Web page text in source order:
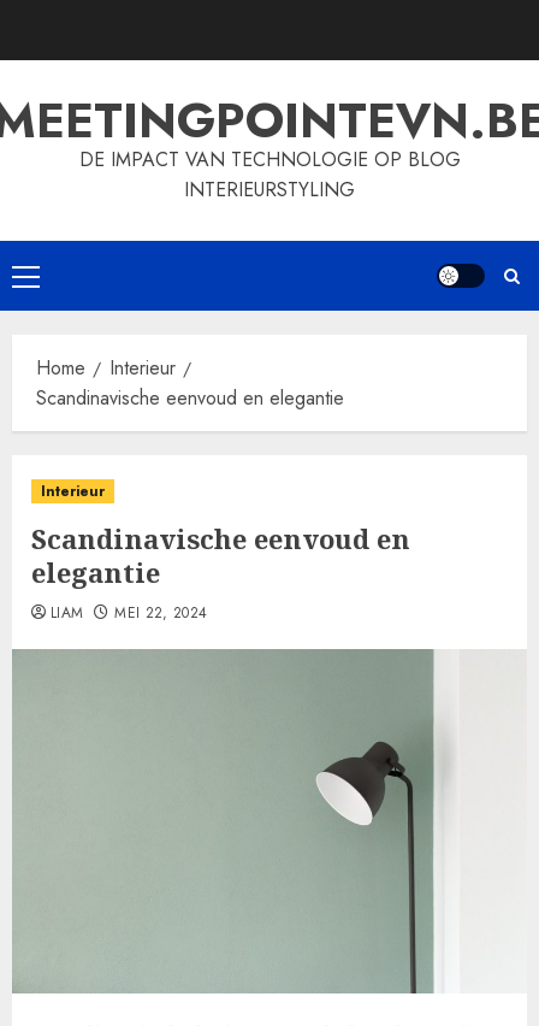
DE IMPACT VAN TECHNOLOGIE OP BLOG
INTERIEURSTYLING
Primary
Menu
Home
Interieur
Scandinavische eenvoud en elegantie
Interieur
Scandinavische eenvoud en
elegantie
LIAM MEI 22, 2024